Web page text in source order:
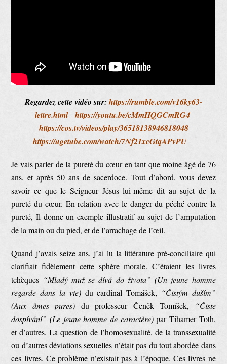
Regardez cette vidéo sur: https://rumble.com/v16ky63-
lettre.html
https://youtu.be/cMmHQGCmRG4
https://cos.tv/videos/play/36518138946818048
https://ugetube.com/watch/7Nf21xcGtqAPvPU
Je vais parler de la pureté du cœur en tant que moine âgé de 76
ans, et après 50 ans de sacerdoce. Tout d’abord, vous devez
savoir ce que le Seigneur Jésus lui-même dit au sujet de la
pureté du cœur. En relation avec le danger du péché contre la
pureté, Il donne un exemple illustratif au sujet de l’amputation
de la main ou du pied, et de l’arrachage de l’œil.
Quand j’avais seize ans, j’ai lu la littérature pré-conciliaire qui
clarifiait fidèlement cette sphère morale. C’étaient les livres
tchèques “Mladý muž se dívá do života” (Un jeune homme
regarde dans la vie)du cardinal Tomášek, “Čistým duším”
(Aux âmes pures) du professeur Čeněk Tomíšek,
“Čiste
dospívání” (Le jeune homme de caractère)par Tihamer Toth,
et d’autres. La question de l’homosexualité, de la transsexualité
ou d’autres déviations sexuelles n’était pas du tout abordée dans
ces livres. Ce problème n’existait pas à l’époque. Ces livres ne